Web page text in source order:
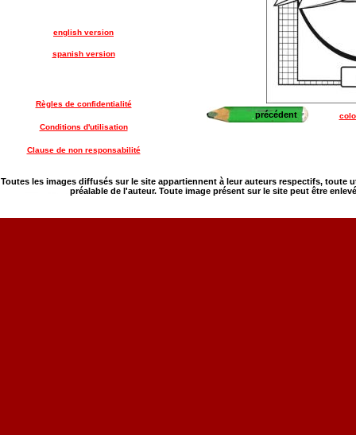
english version
spanish version
Règles de confidentialité
Conditions d'utilisation
Clause de non responsabilité
précédent
Toutes les images diffusés sur le site appartiennent à leur auteurs respectifs,
préalable de l'auteur. Toute image présent sur le site peut être